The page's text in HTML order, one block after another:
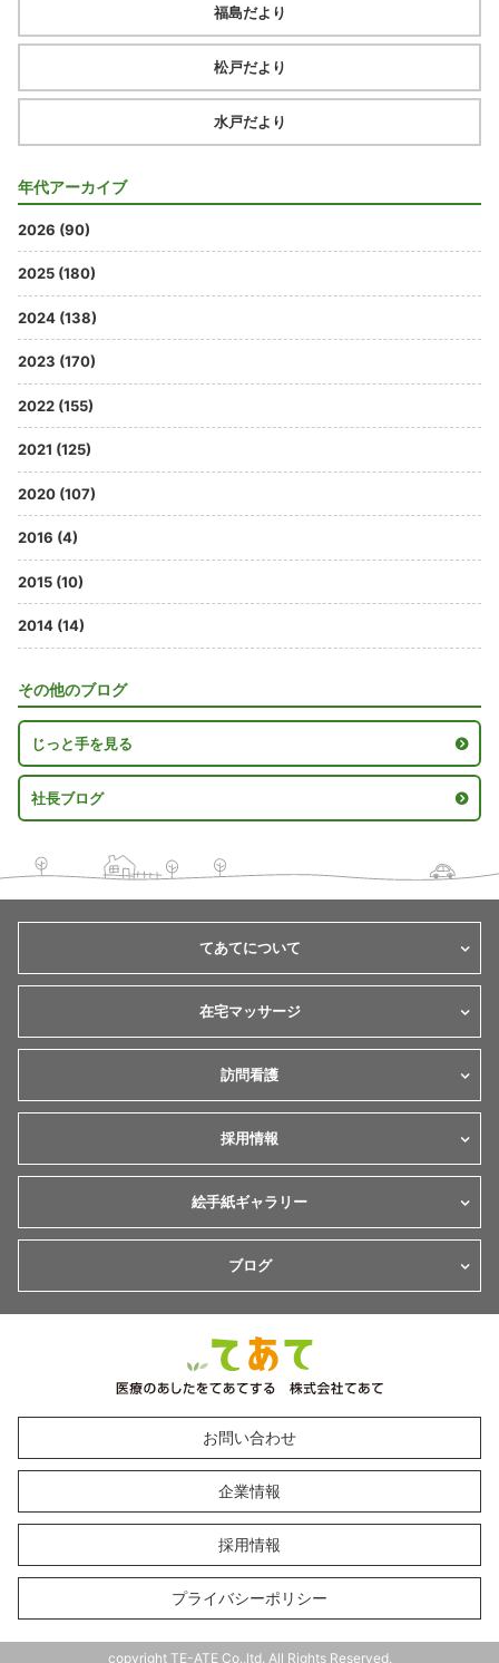
福島だより
松戸だより
水戸だより
年代アーカイブ
2026 (90)
2025 (180)
2024 (138)
2023 (170)
2022 (155)
2021 (125)
2020 (107)
2016 (4)
2015 (10)
2014 (14)
その他のブログ
じっと手を見る
社長ブログ
てあてについて
在宅マッサージ
訪問看護
採用情報
絵手紙ギャラリー
ブログ
お問い合わせ
企業情報
採用情報
プライバシーポリシー
copyright TE-ATE Co.,ltd. All Rights Reserved.